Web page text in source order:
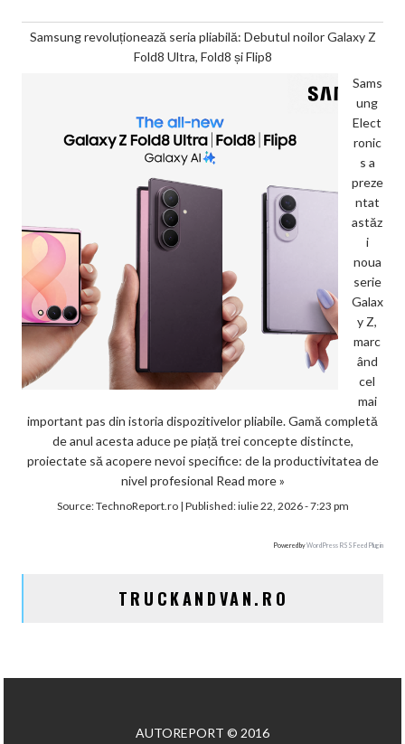
Samsung revoluționează seria pliabilă: Debutul noilor Galaxy Z
Fold8 Ultra, Fold8 și Flip8
Sams
ung
Elect
ronic
s a
preze
ntat
astăz
i
noua
serie
Galax
y Z,
marc
ând
cel
mai
important pas din istoria dispozitivelor pliabile. Gamă completă
de anul acesta aduce pe piață trei concepte distincte,
proiectate să acopere nevoi specifice: de la productivitatea de
nivel profesional Read more »
Source:TechnoReport.ro| Published:iulie 22, 2026 - 7:23 pm
Powered byWordPress RSS Feed Plugin
TRUCKANDVAN.RO
AUTOREPORT © 2016